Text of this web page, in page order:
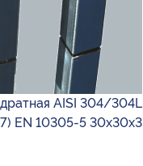
AISI 304/304L
EN 10305-5 30х30х3